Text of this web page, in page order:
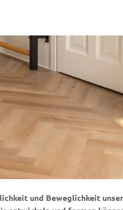
und Beweglichkeit